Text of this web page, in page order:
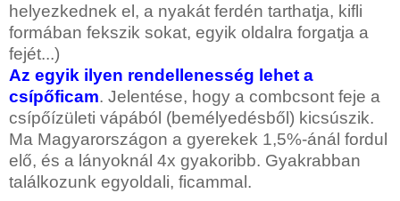
helyezkednek el, a nyakát ferdén tarthatja, kifli
formában fekszik sokat, egyik oldalra forgatja a
fejét...)
Az egyik ilyen rendellenesség lehet a
csípőficam. Jelentése, hogy a combcsont feje a
csípőízületi vápából (bemélyedésből) kicsúszik.
Ma Magyarországon a gyerekek 1,5%-ánál fordul
elő, és a lányoknál 4x gyakoribb. Gyakrabban
találkozunk egyoldali, ficammal.